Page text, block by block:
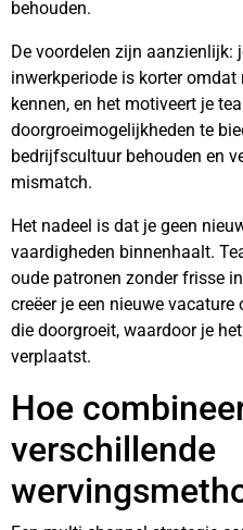
behouden.
De voordelen zijn aanzienlijk:
inwerkperiode is korter
kennen, en het motiveert je
doorgroeimogelijkheden te
bedrijfscultuur behouden en
mismatch.
Het nadeel is dat je geen
vaardigheden binnenhaalt.
oude patronen zonder frisse
creëer je een nieuwe
die doorgroeit, waardoor je
verplaatst.
Hoe
verschillende